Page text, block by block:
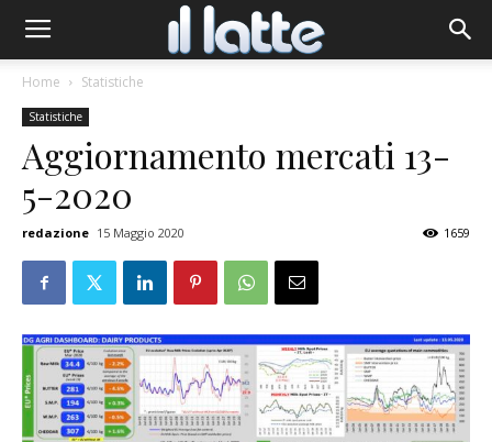
Home Statistiche
Statistiche
Aggiornamento mercati 13-
5-2020
redazione 15 Maggio 2020 1659